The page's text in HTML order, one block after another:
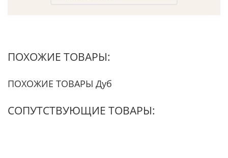
ПОХОЖИЕ ТОВАРЫ:
ПОХОЖИЕ ТОВАРЫ Дуб
СОПУТСТВУЮЩИЕ ТОВАРЫ: